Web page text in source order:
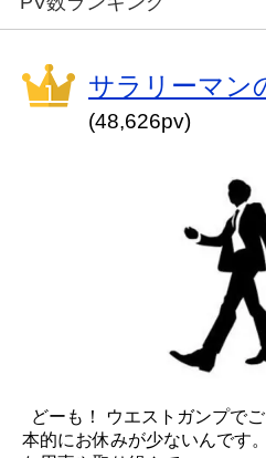
サラリーマン
(48,626pv)
どーも！ ウエストガンプで
本的にお休みが少ないんです